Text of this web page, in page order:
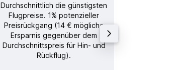
Durchschnittlich die günstigsten
Flugpreise. 1% potenzieller
Preisrückgang (14 € mögliche
Ersparnis gegenüber dem
Durchschnittspreis für Hin- und
Rückflug).